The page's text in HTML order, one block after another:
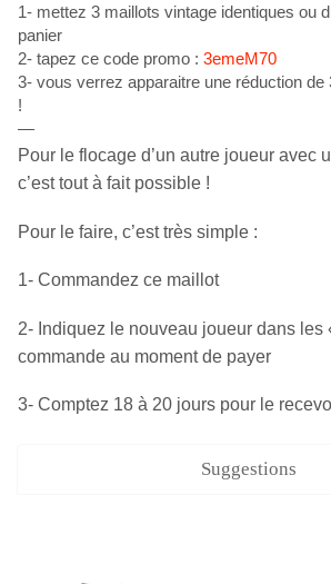
1- mettez 3 maillots vintage identiques ou
panier
2- tapez ce code promo : 3emeM70
3- vous verrez apparaitre une réduction de
!
—
Pour le flocage d’un autre joueur avec
c’est tout à fait possible !
Pour le faire, c’est très simple :
1- Commandez ce maillot
2- Indiquez le nouveau joueur dans les
commande au moment de payer
3- Comptez 18 à 20 jours pour le
Suggestions